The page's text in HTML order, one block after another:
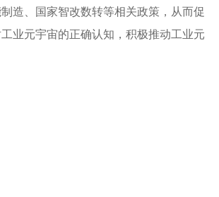
造、国家智改数转等相关政策，从而促
业元宇宙的正确认知，积极推动工业元